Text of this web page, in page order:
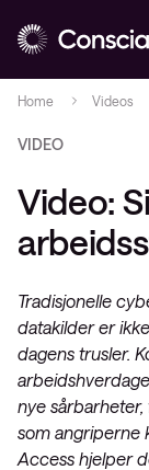
Home Videos
VIDEO
Video:
Tradisjonelle
datakilder er
dagens trusler.
nye
som angriperne
Access hjelper